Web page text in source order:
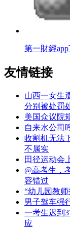
第一財經
友情链接
山西一女生
分别被处罚
美国众议院
自来水公司
收割机无法
不属实
田径运动会
@高考生，
容错过
“幼儿园教
男子驾车强
一考生迟到
应